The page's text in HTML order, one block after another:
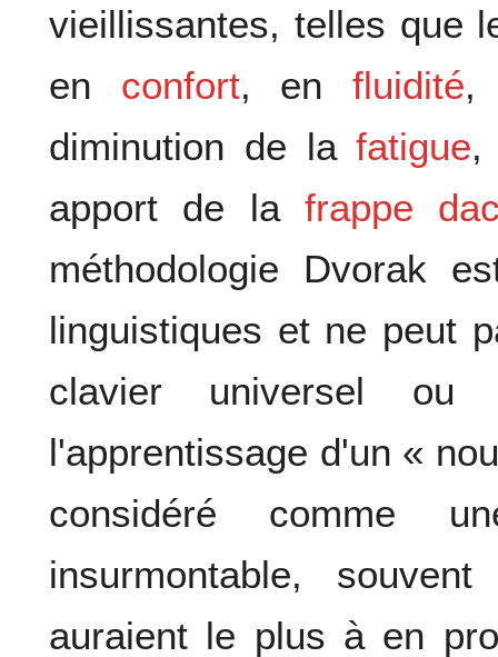
vieillissantes, telles que
en confort, enfluidité,
diminution de lafatigue,
apport de la frappe
méthodologie Dvorak
linguistiques et ne peut
clavier universel
l'apprentissage d'un «
considéré comme
insurmontable,
auraient le plus à en